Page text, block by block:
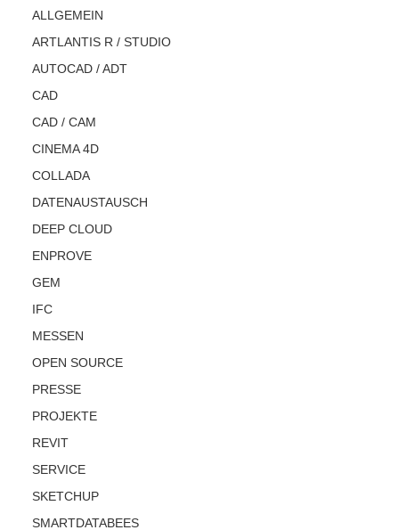
ALLGEMEIN
ARTLANTIS R / STUDIO
AUTOCAD / ADT
CAD
CAD / CAM
CINEMA 4D
COLLADA
DATENAUSTAUSCH
DEEP CLOUD
ENPROVE
GEM
IFC
MESSEN
OPEN SOURCE
PRESSE
PROJEKTE
REVIT
SERVICE
SKETCHUP
SMARTDATABEES